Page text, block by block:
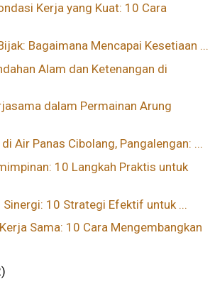
Kerja yang Kuat: 10 Cara
Bagaimana Mencapai Kesetiaan ...
Alam dan Ketenangan di
dalam Permainan Arung
Air Panas Cibolang, Pangalengan: ...
10 Langkah Praktis untuk
Sinergi: 10 Strategi Efektif untuk ...
Sama: 10 Cara Mengembangkan